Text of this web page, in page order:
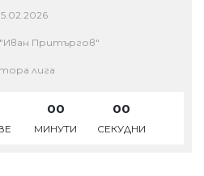
Притъргов"
лига
00
МИНУТИ
00
СЕКУДНИ